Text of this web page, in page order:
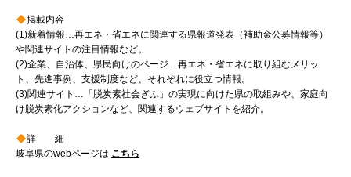
掲載内容
(1)新着情報…再エネ・省エネに関連する県報道発表（補助金公募情報等）
や関連サイトの注目情報など。
(2)企業、自治体、県民向けのページ…再エネ・省エネに取り組むメリッ
ト、先進事例、支援制度など、それぞれに役立つ情報。
(3)関連サイト…「脱炭素社会ぎふ」の実現に向けた県の取組みや、家庭向
け脱炭素化アクションなど、関連するウェブサイトを紹介。
詳 細
岐阜県のwebページは こちら